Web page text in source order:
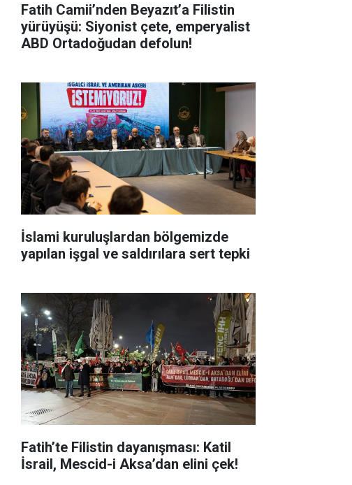
Fatih Camii’nden Beyazıt’a Filistin
yürüyüşü: Siyonist çete, emperyalist
ABD Ortadoğudan defolun!
İslami kuruluşlardan bölgemizde
yapılan işgal ve saldırılara sert tepki
Fatih’te Filistin dayanışması: Katil
İsrail, Mescid-i Aksa’dan elini çek!